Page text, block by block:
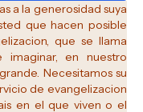
a la generosidad suya
que hacen posible
que se llama
imaginar, en nuestro
Necesitamos su
de evangelizacion
en el que viven o el